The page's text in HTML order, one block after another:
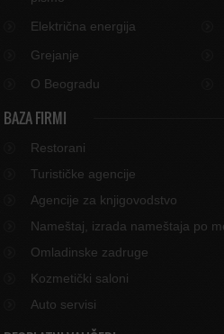
Električna energija
Grejanje
O Beogradu
BAZA FIRMI
Restorani
Turističke agencije
Agencije za knjigovodstvo
Nameštaj, izrada nameštaja po
Omladinske zadruge
Kozmetički saloni
Auto servisi